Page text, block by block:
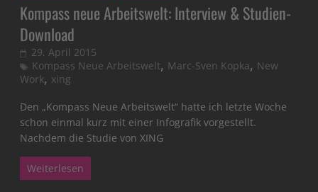
Kompass neue Arbeitswelt: Interview & Studien-
Download
29. April 2015
Kompass Neue Arbeitswelt, Marc-Sven Kopka, New
Work, xing
Den „Kompass Neue Arbeitswelt“ hatte ich letzte Woche
schon einmal kurz mit einer Infografik vorgestellt.
Nachdem die Studie von XING
Weiterlesen